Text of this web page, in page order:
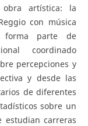
obra artística: la
con música
forma parte de
coordinado
percepciones y
y desde las
de diferentes
sobre un
estudian carreras